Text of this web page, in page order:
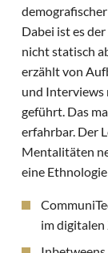
Dabei ist es
nicht statisch
erzählt von
und Interviews
geführt. Das
erfahrbar. Der
Mentalitäten
eine
im